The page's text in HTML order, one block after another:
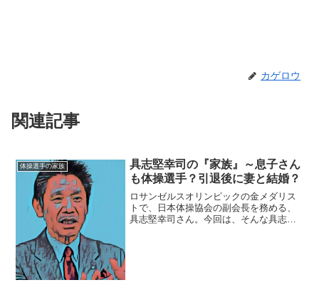
カゲロウ
関連記事
体操選手の家族
具志堅幸司の『家族』～息子さん
も体操選手？引退後に妻と結婚？
ロサンゼルスオリンピックの金メダリス
トで、日本体操協会の副会長を務める、
具志堅幸司さん。今回は、そんな具志堅